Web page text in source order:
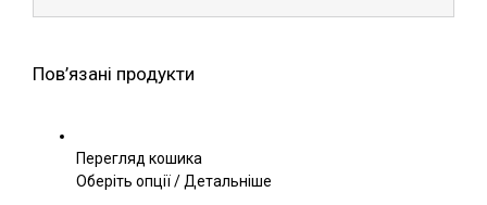
Пов’язані продукти
Перегляд кошика
Оберіть опціїЦей
/Детальніше